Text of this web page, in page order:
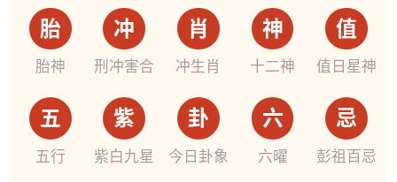
胎
胎神
冲
刑冲害合
肖
冲生肖
神
十二神
值
值日星神
五
五行
紫
紫白九星
卦
今日卦象
六
六曜
忌
彭祖百忌